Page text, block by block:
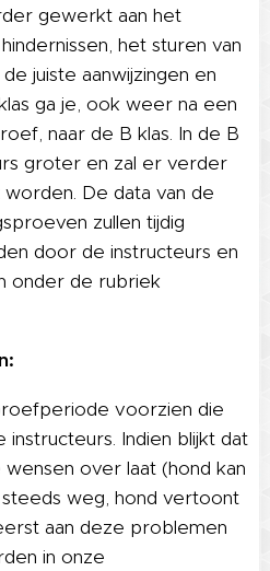
gewerkt aan het
het sturen van
juiste aanwijzingen en
ga je, ook weer na een
naar de B klas. In de B
groter en zal er verder
De data van de
zullen tijdig
door de instructeurs en
onder de rubriek
voorzien die
Indien blijkt dat
over laat (hond kan
weg, hond vertoont
aan deze problemen
in onze